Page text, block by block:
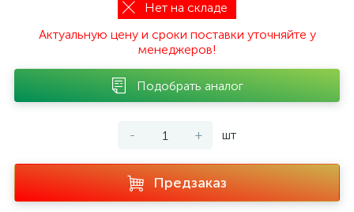
Нет на складе
Актуальную цену и сроки поставки уточняйте у
менеджеров!
Подобрать аналог
- + шт
Предзаказ